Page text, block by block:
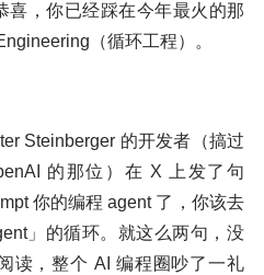
喜，你已经踩在今年最火的那
（循环工程）。
Steinberger 的开发者（搞过
的那位）在 X 上发了句
你的编程 agent 了，你该去
」的循环。就这么两句，没
读，整个 AI 编程圈吵了一礼